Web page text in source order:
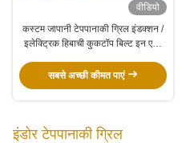
वीडियो
कस्टम जापानी टेपपानाकी ग्रिल इंडक्शन /
इलेक्ट्रिक हिबाची कुकटॉप बिल्ट इन एयर
सबसे अच्छी कीमत पाएं
इंडोर टेपपानाकी ग्रिल